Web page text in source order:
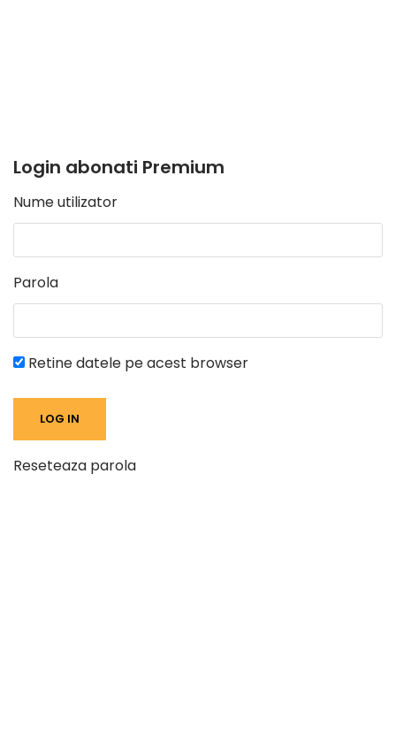
Login abonati Premium
Nume utilizator
Parola
Retine datele pe acest browser
Reseteaza parola